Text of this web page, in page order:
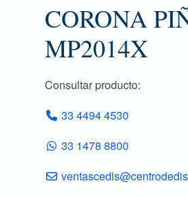
CORONA
MP2014X
Consultar producto:
33 4494 4530
33 1478 8800